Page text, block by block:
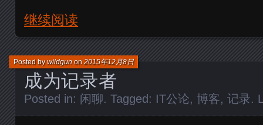
继续阅读
成为记录者
Posted bywildgunon2015年12月8日
Posted in: 闲聊. Tagged: IT公论, 博客, 记录.